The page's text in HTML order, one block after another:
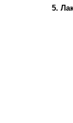
5.